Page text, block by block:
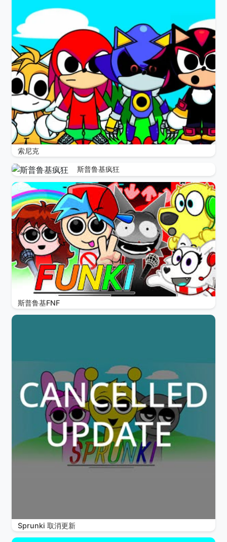
索尼克
斯普鲁基疯狂
斯普鲁基FNF
Sprunki 取消更新